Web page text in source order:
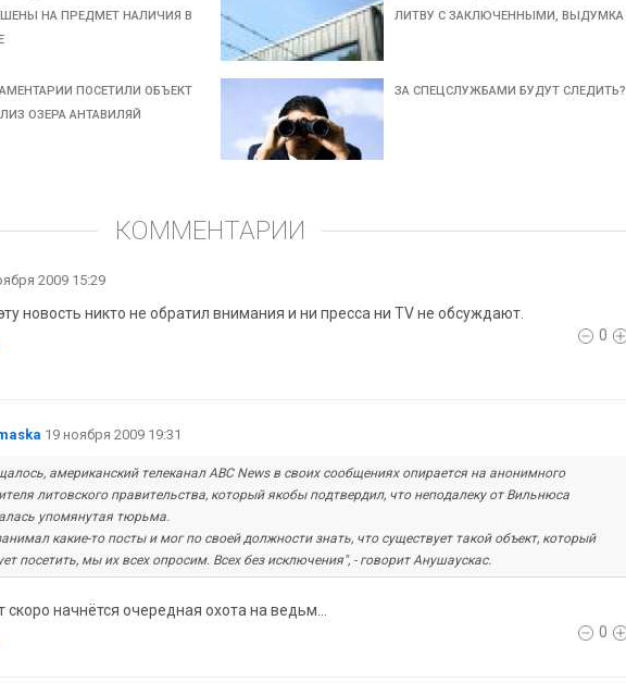
НА ПРЕДМЕТ НАЛИЧИЯ В
ЛИТВУ С ЗАКЛЮЧЕННЫМИ, ВЫДУМКА
ПОСЕТИЛИ ОБЪЕКТ
ОЗЕРА АНТАВИЛЯЙ
ЗА СПЕЦСЛУЖБАМИ БУДУТ СЛЕДИТЬ?
КОММЕНТАРИИ
2009 15:29
новость никто не обратил внимания и ни пресса ни TV не обсуждают.
0
19 ноября 2009 19:31
американский телеканал ABC News в своих сообщениях опирается на анонимного
литовского правительства, который якобы подтвердил, что неподалеку от Вильнюса
упомянутая тюрьма.
какие-то посты и мог по своей должности знать, что существует такой объект, который
посетить, мы их всех опросим. Всех без исключения", - говорит Анушаускас.
скоро начнётся очередная охота на ведьм...
0